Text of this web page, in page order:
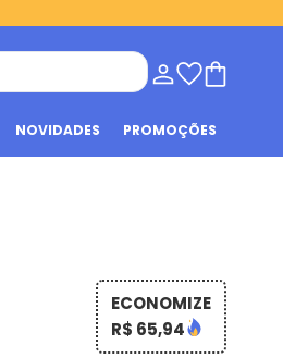
NOVIDADES PROMOÇÕES
ECONOMIZE
R$ 65,94